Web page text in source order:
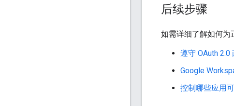
后续步骤
如需详细了解如何为
遵守 OAuth 2.0
Google
控制哪些应用